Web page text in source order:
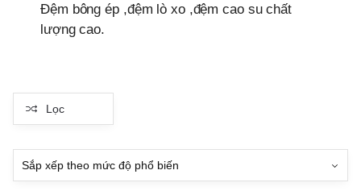
Đệm bông ép ,đệm lò xo ,đệm cao su chất
lượng cao.
Lọc